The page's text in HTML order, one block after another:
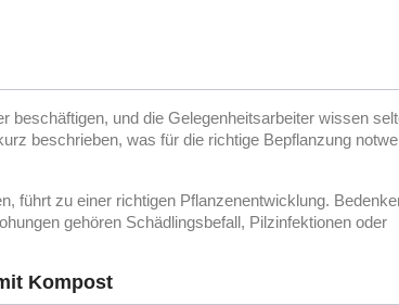
beschäftigen, und die Gelegenheitsarbeiter wissen
beschrieben, was für die richtige Bepflanzung
führt zu einer richtigen Pflanzenentwicklung.
gehören Schädlingsbefall, Pilzinfektionen oder
Kompost